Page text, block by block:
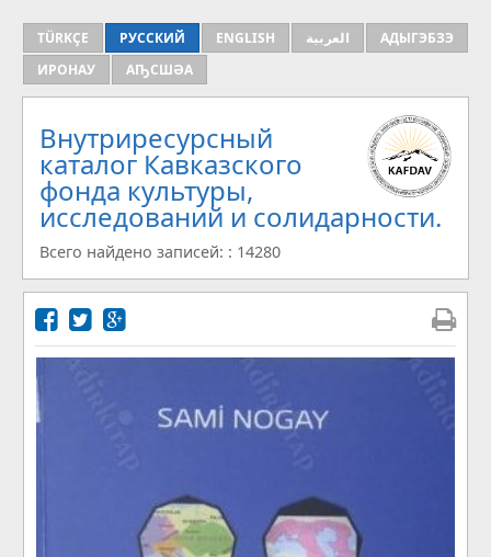
TÜRKÇE РУССКИЙ ENGLISH العربية
АДЫГЭБЗЭ
ИРОНАУ
АҦСШӘА
Внутриресурсный
каталог Кавказского
фонда культуры,
исследований и солидарности.
Всего найдено записей: : 14280